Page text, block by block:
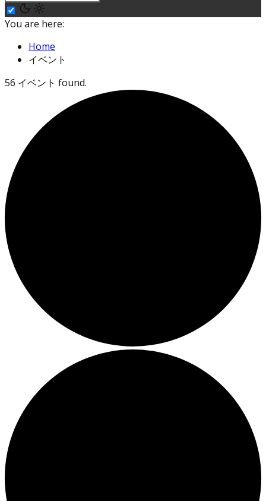
You are here:
Home
イベント
56 イベント found.